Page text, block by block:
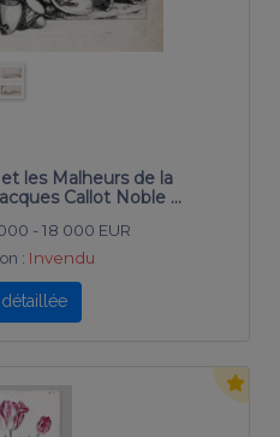
les Malheurs de la
Callot Noble …
- 18 000 EUR
: Invendu